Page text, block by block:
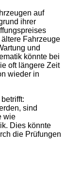
auf
ihrer
Fahrzeuge
und
könnte bei
oft längere Zeit
wieder in
sind
wie
Dies könnte
die Prüfungen